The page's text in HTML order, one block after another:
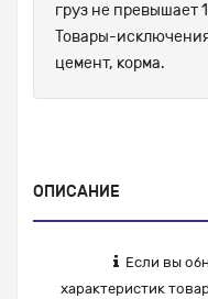
груз не превышает
Товары-
цемент, корма.
ОПИСАНИЕ
Если вы
характеристик